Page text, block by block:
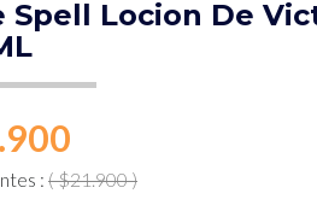
Spell Locion De
: ( $21.900 )